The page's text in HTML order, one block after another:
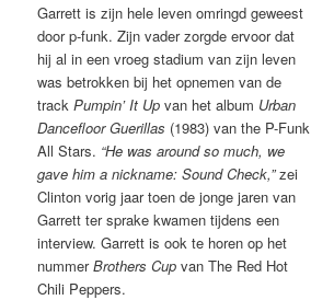
Garrett is zijn hele leven omringd geweest
door p-funk. Zijn vader zorgde ervoor dat
hij al in een vroeg stadium van zijn leven
was betrokken bij het opnemen van de
trackPumpin’ It Up van het album Urban
Dancefloor Guerillas (1983) van the P-Funk
All Stars. “He was around so much, we
gave him a nickname: Sound Check,”zei
Clinton vorig jaar toen de jonge jaren van
Garrett ter sprake kwamen tijdens een
interview. Garrett is ook te horen op het
nummerBrothers Cup van The Red Hot
Chili Peppers.